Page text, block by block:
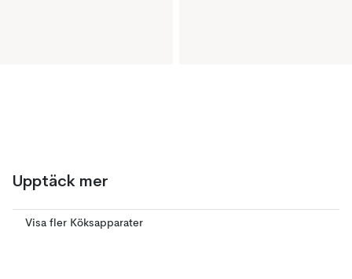
Upptäck mer
Visa fler Köksapparater